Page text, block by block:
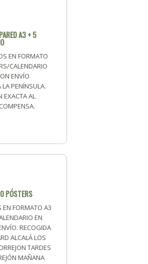
A3 + 5
EN FORMATO
CALENDARIO
ENVÍO
PENÍNSULA.
EXACTA AL
PÓSTERS
EN FORMATO A3
EN
RECOGIDA
ALCALÁ LOS
TARDES
MAÑANA